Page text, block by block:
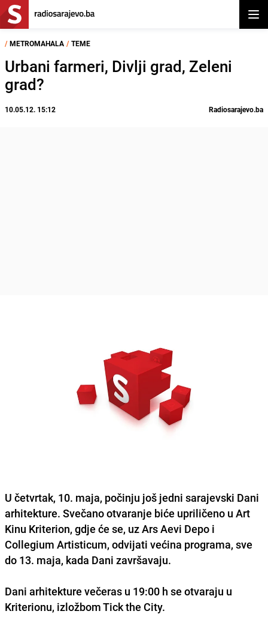
/ METROMAHALA / TEME
Urbani farmeri, Divlji grad, Zeleni
grad?
10.05.12. 15:12 Radiosarajevo.ba
U četvrtak, 10. maja, počinju još jedni sarajevski Dani
arhitekture. Svečano otvaranje biće upriličeno u Art
Kinu Kriterion, gdje će se, uz Ars Aevi Depo i
Collegium Artisticum, odvijati većina programa, sve
do 13. maja, kada Dani završavaju.
Dani arhitekture večeras u 19:00 h se otvaraju u
Kriterionu, izložbom Tick the City.